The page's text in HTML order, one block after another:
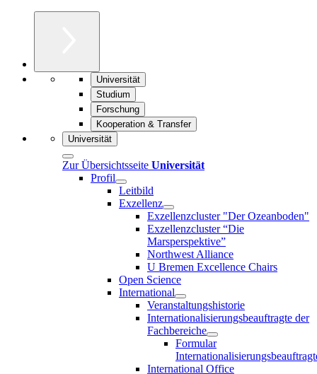
Universität
Studium
Forschung
Kooperation & Transfer
Universität
Zur Übersichtsseite Universität
Profil
Leitbild
Exzellenz
Exzellenzcluster "Der Ozeanboden"
Exzellenzcluster “Die
Marsperspektive”
Northwest Alliance
U Bremen Excellence Chairs
Open Science
International
Veranstaltungshistorie
Internationalisierungsbeauftragte der
Fachbereiche
Formular
International Office